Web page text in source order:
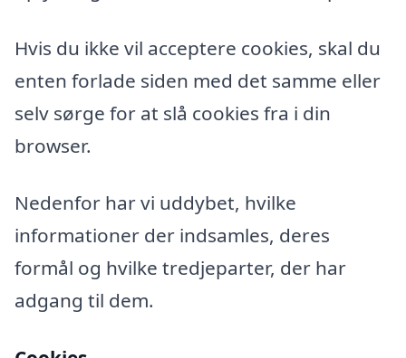
Hvis du ikke vil acceptere cookies, skal du
enten forlade siden med det samme eller
selv sørge for at slå cookies fra i din
browser.
Nedenfor har vi uddybet, hvilke
informationer der indsamles, deres
formål og hvilke tredjeparter, der har
adgang til dem.